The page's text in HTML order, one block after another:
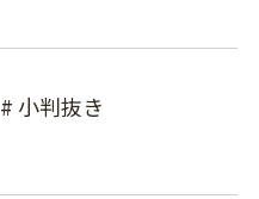
# 小判抜き